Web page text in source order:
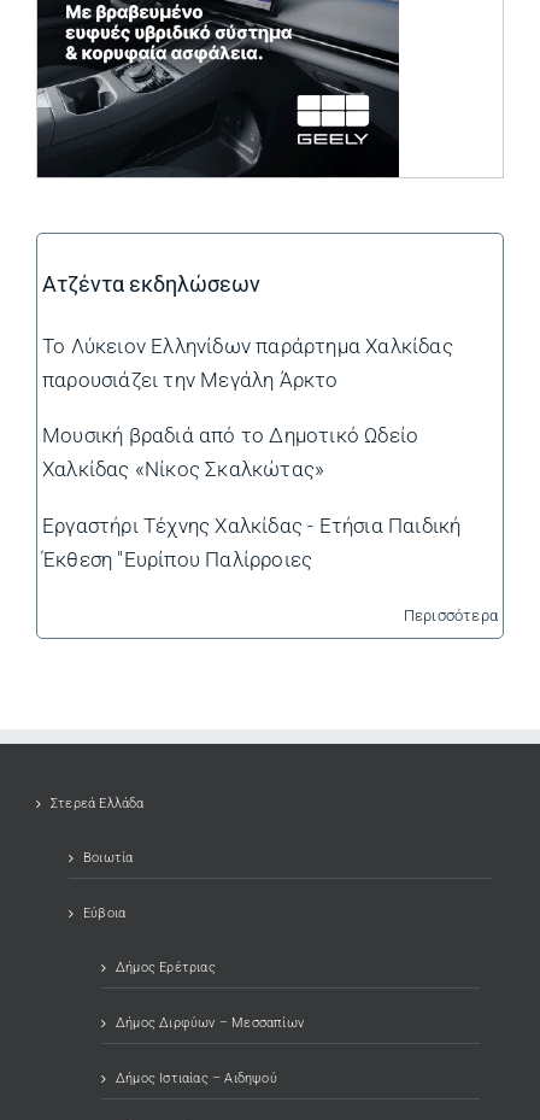
Ατζέντα εκδηλώσεων
Το Λύκειον Ελληνίδων παράρτημα Χαλκίδας
παρουσιάζει την Μεγάλη Άρκτο
Μουσική βραδιά από το Δημοτικό Ωδείο
Χαλκίδας «Νίκος Σκαλκώτας»
Εργαστήρι Τέχνης Χαλκίδας - Ετήσια Παιδική
Έκθεση "Ευρίπου Παλίρροιες
Περισσότερα
Στερεά Ελλάδα
Βοιωτία
Εύβοια
Δήμος Ερέτριας
Δήμος Διρφύων – Μεσσαπίων
Δήμος Ιστιαίας – Αιδηψού